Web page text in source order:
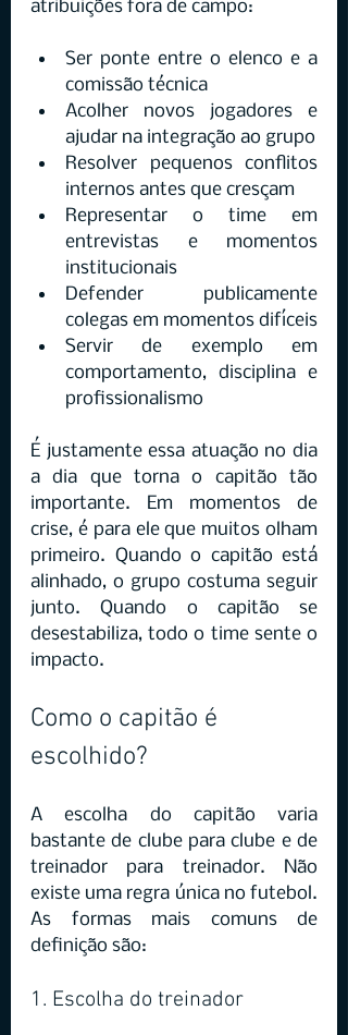
atribuições fora de campo:
Ser ponte entre o elenco e a
comissão técnica
Acolher novos jogadores e
ajudar na integração ao grupo
Resolver pequenos conflitos
internos antes que cresçam
Representar o time em
entrevistas e momentos
institucionais
Defender publicamente
colegas em momentos difíceis
Servir de exemplo em
comportamento, disciplina e
profissionalismo
É justamente essa atuação no dia
a dia que torna o capitão tão
importante. Em momentos de
crise, é para ele que muitos olham
primeiro. Quando o capitão está
alinhado, o grupo costuma seguir
junto. Quando o capitão se
desestabiliza, todo o time sente o
impacto.
Como o capitão é
escolhido?
A escolha do capitão varia
bastante de clube para clube e de
treinador para treinador. Não
existe uma regra única no futebol.
As formas mais comuns de
definição são:
1. Escolha do treinador